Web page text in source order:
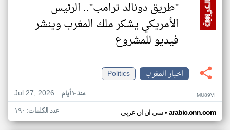
"طريق دونالد ترامب".. الرئيس
الأمريكي يشكر ملك المغرب وينشر
فيديو للمشروع
اخبار المغرب
Politics
Jul 27, 2026
منذ ١٠ أيام MU89VI
سي ان ان عربي• arabic.cnn.com عدد الكلمات: ١٩٠